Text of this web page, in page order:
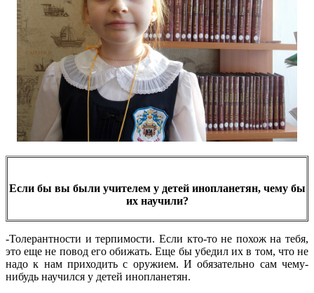
Eсли бы вы были учителем у детей инопланетян, чему бы
их научили?
-Толерантности и терпимости. Если кто-то не похож на тебя,
это еще не повод его обижать. Еще бы убедил их в том, что не
надо к нам приходить с оружием. И обязательно сам чему-
нибудь научился у детей инопланетян.